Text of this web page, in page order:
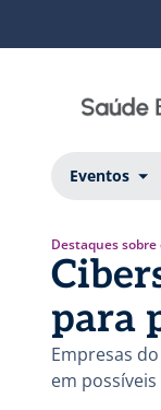
Eventos
Destaques
para
Empresas
em